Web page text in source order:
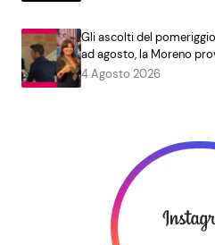
Gli ascolti del
ad agosto, la Moreno
4 Agosto 2026